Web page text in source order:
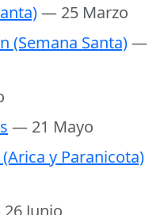
— 25 Marzo
(Semana Santa)—
— 21 Mayo
y Paranicota)
Junio